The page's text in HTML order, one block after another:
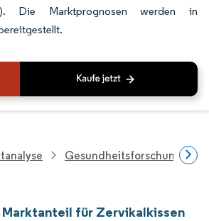
Die Marktprognosen werden in
Gesundheitsforschung
für Zervikalkissen